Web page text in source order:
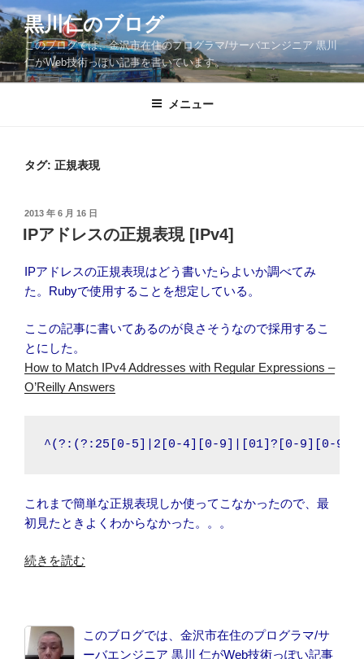
コ
ン
テ
ン
ツ
黒川仁のブログ
このブログでは、金沢市在住のプログラマ/サーバエンジニア 黒川
仁がWeb技術っぽい記事を書いています。
メニュー
タグ: 正規表現
投
稿
日:
2013 年 6 月 16 日
IPアドレスの正規表現 [IPv4]
IPアドレスの正規表現はどう書いたらよいか調べてみ
た。Rubyで使用することを想定している。
ここの記事に書いてあるのが良さそうなので採用するこ
とにした。
How to Match IPv4 Addresses with Regular Expressions –
O’Reilly Answers
^(?:(?:25[0-5]|2[0-4][0-9]|[01]?[0-9][0-
これまで簡単な正規表現しか使ってこなかったので、最
初見たときよくわからなかった。。。
“IP
ス
続きを読む
このブログでは、金沢市在住のプログラマ/サ
ーバエンジニア 黒川 仁がWeb技術っぽい記事